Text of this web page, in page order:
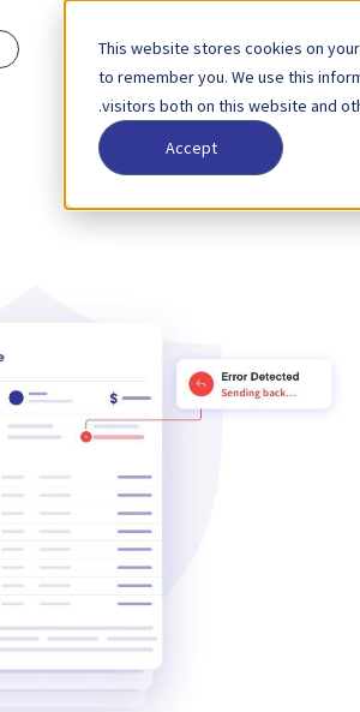
This website stores cookies on
to remember you. We use this
visitors both on this website and
Accept
الشركة